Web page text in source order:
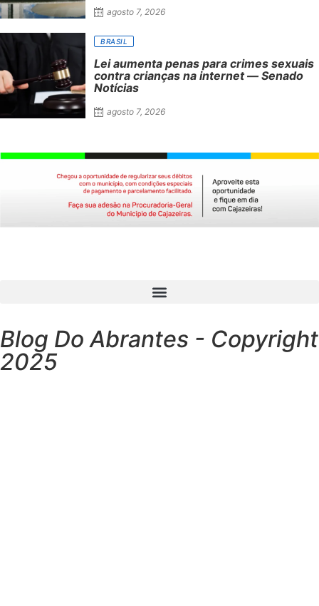
agosto 7, 2026
BRASIL
Lei aumenta penas para crimes sexuais
contra crianças na internet — Senado
Notícias
agosto 7, 2026
Blog Do Abrantes - Copyright
2025